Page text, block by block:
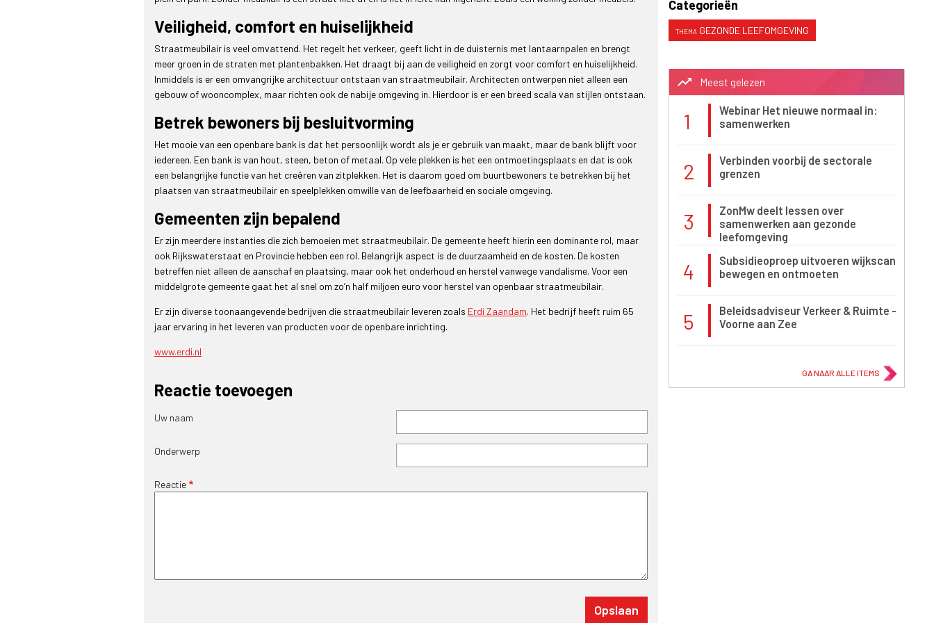
Veiligheid, comfort en huiselijkheid
Straatmeubilair is veel omvattend. Het regelt het verkeer, geeft licht in de duisternis met lantaarnpalen en brengt
meer groen in de straten met plantenbakken. Het draagt bij aan de veiligheid en zorgt voor comfort en huiselijkheid.
Inmiddels is er een omvangrijke architectuur ontstaan van straatmeubilair. Architecten ontwerpen niet alleen een
gebouw of wooncomplex, maar richten ook de nabije omgeving in. Hierdoor is er een breed scala van stijlen ontstaan.
Betrek bewoners bij besluitvorming
Het mooie van een openbare bank is dat het persoonlijk wordt als je er gebruik van maakt, maar de bank blijft voor
iedereen. Een bank is van hout, steen, beton of metaal. Op vele plekken is het een ontmoetingsplaats en dat is ook
een belangrijke functie van het creëren van zitplekken. Het is daarom goed om buurtbewoners te betrekken bij het
plaatsen van straatmeubilair en speelplekken omwille van de leefbaarheid en sociale omgeving.
Gemeenten zijn bepalend
Er zijn meerdere instanties die zich bemoeien met straatmeubilair. De gemeente heeft hierin een dominante rol, maar
ook Rijkswaterstaat en Provincie hebben een rol. Belangrijk aspect is de duurzaamheid en de kosten. De kosten
betreffen niet alleen de aanschaf en plaatsing, maar ook het onderhoud en herstel vanwege vandalisme. Voor een
middelgrote gemeente gaat het al snel om zo’n half miljoen euro voor herstel van openbaar straatmeubilair.
Er zijn diverse toonaangevende bedrijven die straatmeubilair leveren zoals Erdi Zaandam. Het bedrijf heeft ruim 65
jaar ervaring in het leveren van producten voor de openbare inrichting.
www.erdi.nl
Reactie toevoegen
Uw naam
Onderwerp
Reactie
Categorieën
GEZONDE LEEFOMGEVING
trending_up Meest gelezen
1
Webinar Het nieuwe normaal in:
samenwerken
2
Verbinden voorbij de sectorale
grenzen
3
ZonMw deelt lessen over
samenwerken aan gezonde
leefomgeving
4
Subsidieoproep uitvoeren wijkscan
bewegen en ontmoeten
5
Beleidsadviseur Verkeer & Ruimte -
Voorne aan Zee
GA NAAR ALLE ITEMS